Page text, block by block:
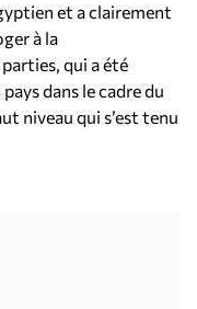
et a clairement
à la
qui a été
dans le cadre du
niveau qui s’est tenu